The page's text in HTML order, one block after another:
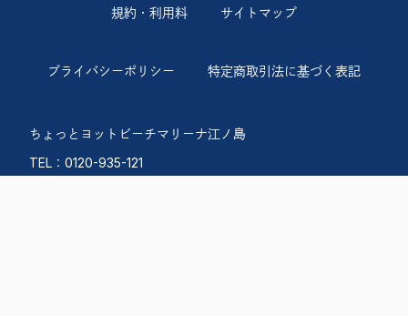
規約・利用料 サイトマップ
プライバシーポリシー 特定商取引法に基づく表記
ちょっとヨットビーチマリーナ江ノ島
TEL：0120-935-121